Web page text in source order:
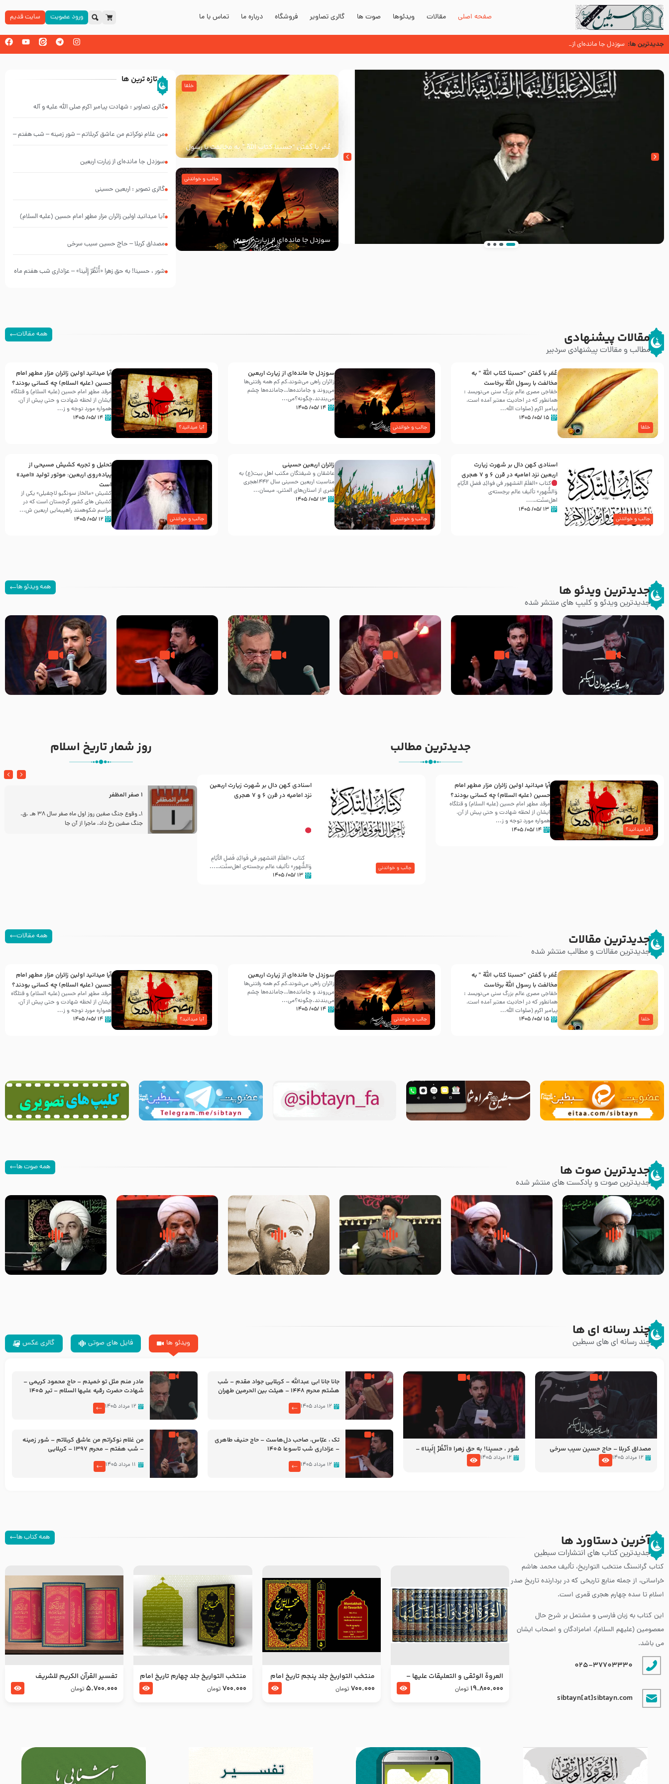
صفحه اصلی مقالات ویدئوها صوت ها گالری تصاویر فروشگاه درباره ما تماس با ما ورود عضویت سایت قدیم
جدیدترین ها: سوزدل جا مانده‌ای از زیارت اربعین
آیا میدانید اولین زائران مزار مطهر امام حسین (علیه السلام) چه کسانی بودند؟
اسنادی کهن دال بر شهرت زیارت اربعین نزد امامیه در قرن ۶ و ۷ هجری
عُمَر با گفتن “حسبنا كتاب اللّه ” به مخالفت با رسول
اللّه برخاست
خلفا
سوزدل جا مانده‌ای از زیارت اربعین
جالب و خواندنی
تازه ترین ها
گالری تصاویر : شهادت پیامبر اکرم صلی الله علیه و آله
من غلام نوکراتم من عاشق کربلاتم – شور زمینه – شب هفتم –
سوزدل جا مانده‌ای از زیارت اربعین
گالری تصویر : اربعین حسینی
آیا میدانید اولین زائران مزار مطهر امام حسین (علیه السلام)
مصداق کربلا – حاج حسین سیب سرخی
شور ، حسینا! به‌ حق زهرا «أُنْظُرْ إِلَینا» – عزاداری شب هفتم ماه
مقالات پیشنهادی
مطالب و مقالات پیشنهادی سردبیر
همه مقالات
خلفا
عُمَر با گفتن “حسبنا كتاب اللّه ” به
مخالفت با رسول اللّه برخاست
خفاجی مصری عالم بزرگ سنی می‌نویسد :
همانطور که در احادیث معتبر آمده است،
پیامبر اکرم (صلوات اللّه...
۱۵ /۰۵/ ۱۴۰۵
جالب و خواندنی
سوزدل جا مانده‌ای از زیارت اربعین
زائران راهی می‌شوند،کم‌ کم همه رفتنی‌ها
می‌روند و جامانده‌ها…جامانده‌ها چشم
می‌بندند.چگونه؟می‌...
۱۴ /۰۵/ ۱۴۰۵
آیا میدانید؟
آیا میدانید اولین زائران مزار مطهر امام
حسین (علیه السلام) چه کسانی بودند؟
مرقد مطهر امام حسین (علیه السلام) و قتلگاه
ایشان از لحظه شهادت و حتی پیش از آن،
همواره مورد توجه و ز...
۱۴ /۰۵/ ۱۴۰۵
جالب و خواندنی
اسنادی کهن دال بر شهرت زیارت
اربعین نزد امامیه در قرن ۶ و ۷ هجری
کتاب «العَلَمُ المَشهور في فَوائِدِ فَضلِ الأيّامِ
وَالشُّهورِ» تألیف عالم برجسته‌ی
اهل‌سنّت…...
۱۳ /۰۵/ ۱۴۰۵
جالب و خواندنی
زائران اربعین حسینی
عاشقان و شیفتگان مکتب اهل بیت(ع) به
مناسبت اربعین حسینی سال ۱۴۴۲هجری
قمری از استان‌های المثنی، میسان...
۱۳ /۰۵/ ۱۴۰۵
جالب و خواندنی
تحلیل و تجربه کشیش مسیحی از
پیاده‌روی اربعین: موتور تولید «امید»
است
کشیش «مالخاز سونگیو لاچفیلی» یکی از
کشیش های کشور گرجستان است که در
مراسم شکوهمند راهپیمایی اربعین ش...
۱۲ /۰۵/ ۱۴۰۵
جدیدترین ویدئو ها
جدیدترین ویدئو و کلیپ های منتشر شده
همه ویدئو ها
مصداق کربلا – حاج حسین سیب
شور ، حسینا! به‌ حق زهرا «أُنْظُرْ
إِلَینا» – عزاداری شب هفتم ماه
جانا جانا ابی عبدالله – کربلایی
جواد مقدم – شب هشتم محرم
مادر منم مثل تو خمیدم – حاج
محمود کریمی – شهادت حضرت
تک ، عبّاس، صاحب دل‌هاست –
حاج حنیف طاهری – عزاداری شب
من غلام نوکراتم من عاشق
کربلاتم – شور زمینه – شب هفتم
جدیدترین مطالب
آیا میدانید؟
آیا میدانید اولین زائران مزار مطهر امام
حسین (علیه السلام) چه کسانی بودند؟
مرقد مطهر امام حسین (علیه السلام) و قتلگاه
ایشان از لحظه شهادت و حتی پیش از آن،
همواره مورد توجه و ز...
۱۴ /۰۵/ ۱۴۰۵
جالب و خواندنی
اسنادی کهن دال بر شهرت زیارت اربعین
نزد امامیه در قرن ۶ و ۷ هجری
کتاب «العَلَمُ المَشهور في فَوائِدِ فَضلِ الأيّامِ
وَالشُّهورِ» تألیف عالم برجسته‌ی اهل‌سنّت…...
۱۳ /۰۵/ ۱۴۰۵
روز شمار تاریخ اسلام
30 صفر المظفر
شهادت حضرت علی بن موسی الرضا (علیه السلام) در روز
آخـر صفر سـال 203 هـ .ق. هشـتمین اختر تابناک امامت
1 صفر المظفر
1ـ وقوع جنگ صفین روز اول ماه صفر سال 38 هـ .ق.
جنگ صفین رخ داد. ماجرا از آن جا
جدیدترین مقالات
جدیدترین مقالات و مطالب منتشر شده
همه مقالات
خلفا
عُمَر با گفتن “حسبنا كتاب اللّه ” به
مخالفت با رسول اللّه برخاست
خفاجی مصری عالم بزرگ سنی می‌نویسد :
همانطور که در احادیث معتبر آمده است،
پیامبر اکرم (صلوات اللّه...
۱۵ /۰۵/ ۱۴۰۵ جالب و خواندنی
سوزدل جا مانده‌ای از زیارت اربعین
زائران راهی می‌شوند،کم‌ کم همه رفتنی‌ها
می‌روند و جامانده‌ها…جامانده‌ها چشم
می‌بندند.چگونه؟می‌...
۱۴ /۰۵/ ۱۴۰۵
آیا میدانید؟
آیا میدانید اولین زائران مزار مطهر امام
حسین (علیه السلام) چه کسانی بودند؟
مرقد مطهر امام حسین (علیه السلام) و قتلگاه
ایشان از لحظه شهادت و حتی پیش از آن،
همواره مورد توجه و ز...
۱۴ /۰۵/ ۱۴۰۵
جدیدترین صوت ها
جدیدترین صوت و پادکست های منتشر شده
همه صوت ها
زوّار اربعین امام حسین (علیه
السلام) با این اشتیاق به زیارت
روضه جانسوز پاره های جگر امام
حسن مجتبی علیه السلام-حجت
لقب حضرت رقیه سلام الله علیها
به چه معناست – حجت الاسلام
روضه‌ی مجلس یزید ملعون و
اسارت اهل‌بیت علیهم‌السلام –
سلام جوانی که امام حسین علیه
السلام خودش جوابش را دادند
زیارتی که اسباب رزق زیاد و عمر
طولانی است حجت السلام حسین
چند رسانه ای ها
چند رسانه ای های سبطین ویدئو ها فایل های صوتی گالری عکس
مصداق کربلا – حاج حسین سیب سرخی
۱۲ مرداد ۱۴۰۵
شور ، حسینا! به‌ حق زهرا «أُنْظُرْ إِلَینا» –
عزاداری شب هفتم ماه محرّم 1405
۱۲ مرداد ۱۴۰۵
جانا جانا ابی عبدالله – کربلایی جواد مقدم – شب
هشتم محرم 1448 – هیئت بین الحرمین طهران
۱۲ مرداد ۱۴۰۵
مادر منم مثل تو خمیدم – حاج محمود کریمی –
شهادت حضرت رقیه علیها السلام – تیر ۱۴۰۵
۱۲ مرداد ۱۴۰۵
تک ، عبّاس، صاحب دل‌هاست – حاج حنیف طاهری
– عزاداری شب تاسوعا 1405
۱۲ مرداد ۱۴۰۵
من غلام نوکراتم من عاشق کربلاتم – شور زمینه
– شب هفتم – محرم 1397 – کربلایی
۱۱ مرداد ۱۴۰۵
آخرین دستاورد ها
جدیدترین کتاب های انتشارات سبطین
همه کتاب ها
کتاب گرانسنگ منتخب التواريخ، تألیف محمد هاشم
خراسانی، از جمله منابع تاریخی که در بردارنده تاریخ صدر
اسلام تا سده چهارم هجری قمری است.
این کتاب به زبان فارسی و مشتمل بر شرح حال
معصومین (علیهم السلام)، امامزادگان و اصحاب ایشان
می باشد.
025-37703330
sibtayn[at]sibtayn.com
العروة الوثقى و التعليقات عليها –
طرح جدید
19.800.000 تومان
منتخب التواریخ جلد پنجم تاریخ امام
جعفر صادق و امام موسی بن جعفر
700.000 تومان
منتخب التواریخ جلد چهارم تاریخ امام
زین العابدین و امام محمد باقر
700.000 تومان
تفسير القرآن الكريم للشريف
المرتضي قدس سرّه
5.700.000 تومان